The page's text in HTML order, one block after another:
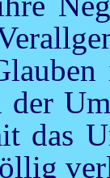
der
das